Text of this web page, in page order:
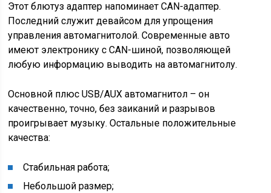
Этот блютуз адаптер напоминает CAN-адаптер.
Последний служит девайсом для упрощения
управления автомагнитолой. Современные авто
имеют электронику с CAN-шиной, позволяющей
любую информацию выводить на автомагнитолу.
Основной плюс USB/AUX автомагнитол – он
качественно, точно, без заиканий и разрывов
проигрывает музыку. Остальные положительные
качества:
Стабильная работа;
Небольшой размер;